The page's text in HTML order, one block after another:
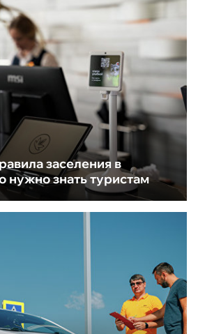
заселения в
нужно знать туристам